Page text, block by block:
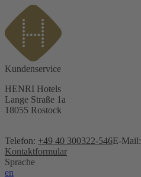
Kundenservice
HENRI Hotels
Lange Straße 1a
18055 Rostock
Telefon: +49 40 300322-546E-Mail:
Kontaktformular
Sprache
en